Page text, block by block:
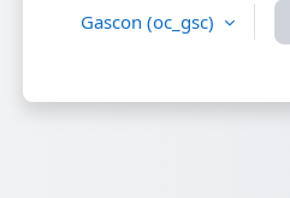
Gascon ‎(oc_gsc)‎